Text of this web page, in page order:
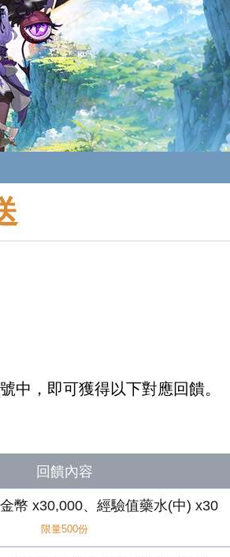
中，即可獲得以下對應回饋。
回饋內容
幣 x30,000、經驗值藥水(中) x30
限量500份